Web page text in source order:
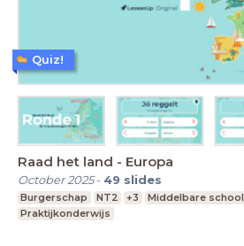
Raad het land - Europa
October 2025- 49 slides
Burgerschap NT2 +3 Middelbare school
Praktijkonderwijs
Quiz!